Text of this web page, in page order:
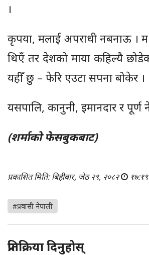
।
कृपया, मलाई अपराधी नबनाऊ ।
थिएँ तर देशको माया कहिल्यै
यहीँ छु – फेरि एउटा सपना बोकेर ।
यसपालि, कानुनी, इमानदार र पूर्ण
(शर्माको फेसबुकबाट)
प्रकाशित मिति: बिहीबार, जेठ २९, २०८२ १७:१९
#प्रवासी नेपाली
प्रतिक्रिया दिनुहोस्